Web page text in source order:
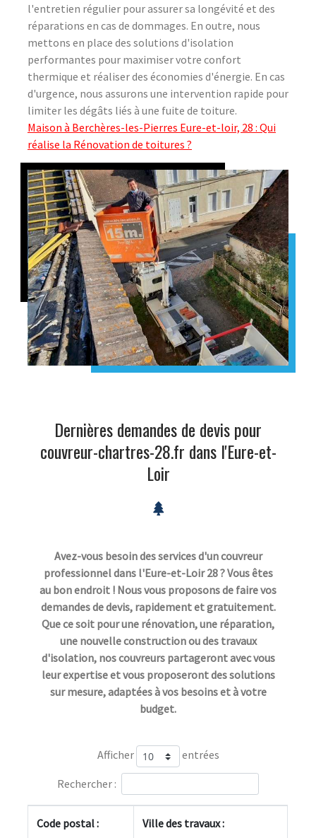
l'entretien régulier pour assurer sa longévité et des
réparations en cas de dommages. En outre, nous
mettons en place des solutions d'isolation
performantes pour maximiser votre confort
thermique et réaliser des économies d'énergie. En cas
d'urgence, nous assurons une intervention rapide pour
limiter les dégâts liés à une fuite de toiture.
Maison à Berchères-les-Pierres Eure-et-loir, 28 : Qui
réalise la Rénovation de toitures ?
Dernières demandes de devis pour
couvreur-chartres-28.fr dans l'Eure-et-
Loir
Avez-vous besoin des services d'un couvreur
professionnel dans l'Eure-et-Loir 28 ? Vous êtes
au bon endroit ! Nous vous proposons de faire vos
demandes de devis, rapidement et gratuitement.
Que ce soit pour une rénovation, une réparation,
une nouvelle construction ou des travaux
d'isolation, nos couvreurs partageront avec vous
leur expertise et vous proposeront des solutions
sur mesure, adaptées à vos besoins et à votre
budget.
Afficher entrées
Rechercher :
Code postal : Ville des travaux :